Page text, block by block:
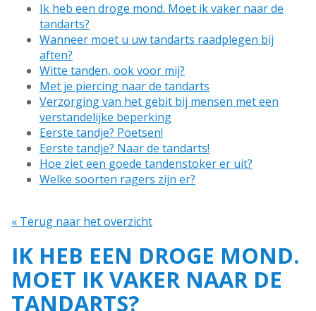
Ik heb een droge mond. Moet ik vaker naar de
tandarts?
Wanneer moet u uw tandarts raadplegen bij
aften?
Witte tanden, ook voor mij?
Met je piercing naar de tandarts
Verzorging van het gebit bij mensen met een
verstandelijke beperking
Eerste tandje? Poetsen!
Eerste tandje? Naar de tandarts!
Hoe ziet een goede tandenstoker er uit?
Welke soorten ragers zijn er?
« Terug naar het overzicht
IK HEB EEN DROGE MOND.
MOET IK VAKER NAAR DE
TANDARTS?